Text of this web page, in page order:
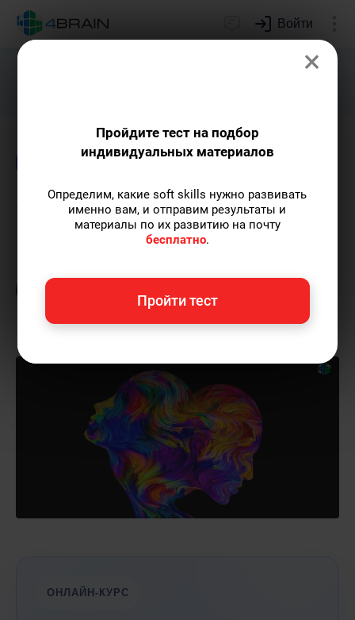
Войти
Подарим индивидуальный план
Новости и события
Они повсюду...
профессиональный психолог.Пишу статьи
«Новости и события»
ОНЛАЙН-КУРС
×
Пройдите тест на подбор
индивидуальных материалов
Определим, какие soft skills нужно развивать
именно вам, и отправим результаты и
материалы по их развитию на почту
бесплатно.
Пройти тест